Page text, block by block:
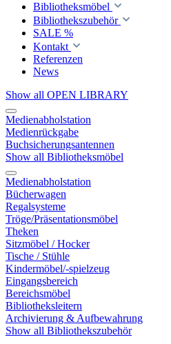
Bibliotheksmöbel
Bibliothekszubehör
SALE %
Kontakt
Referenzen
News
Show all OPEN LIBRARY
Medienabholstation
Medienrückgabe
Buchsicherungsantennen
Show all Bibliotheksmöbel
Medienabholstation
Bücherwagen
Regalsysteme
Tröge/Präsentationsmöbel
Theken
Sitzmöbel / Hocker
Tische / Stühle
Kindermöbel/-spielzeug
Eingangsbereich
Bereichsmöbel
Bibliotheksleitern
Archivierung & Aufbewahrung
Show all Bibliothekszubehör